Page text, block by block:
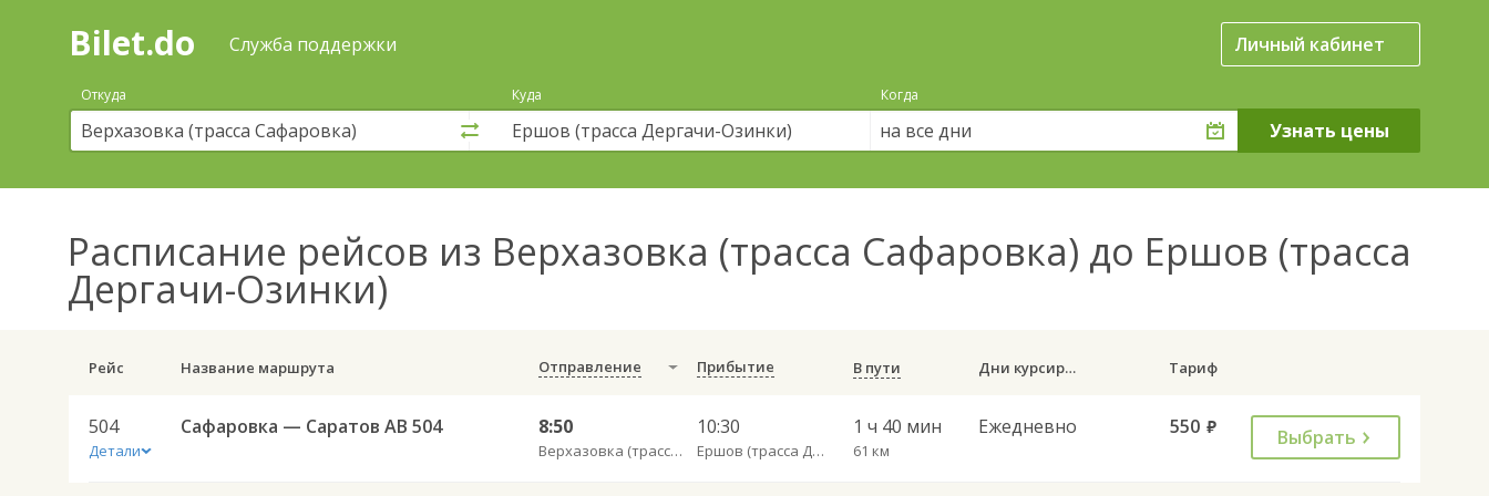
Поиск
покупка
билетов
автобус
онлайн
Bilet.do Служба поддержки Личный кабинет
Откуда Куда Когда
на все дни
Расписание рейсов из Верхазовка (трасса Сафаровка) до Ершов (трасса
Дергачи-Озинки)
Рейс Название маршрута Отправление Прибытие В пути Дни курсирования Тариф
504
Детали
Сафаровка — Саратов АВ 504 8:50
Верхазовка (трасса Сафаровка)
10:30
Ершов (трасса Дергачи-Озинки)
1 ч 40 мин
61 км
Ежедневно 550 руб. Выбрать